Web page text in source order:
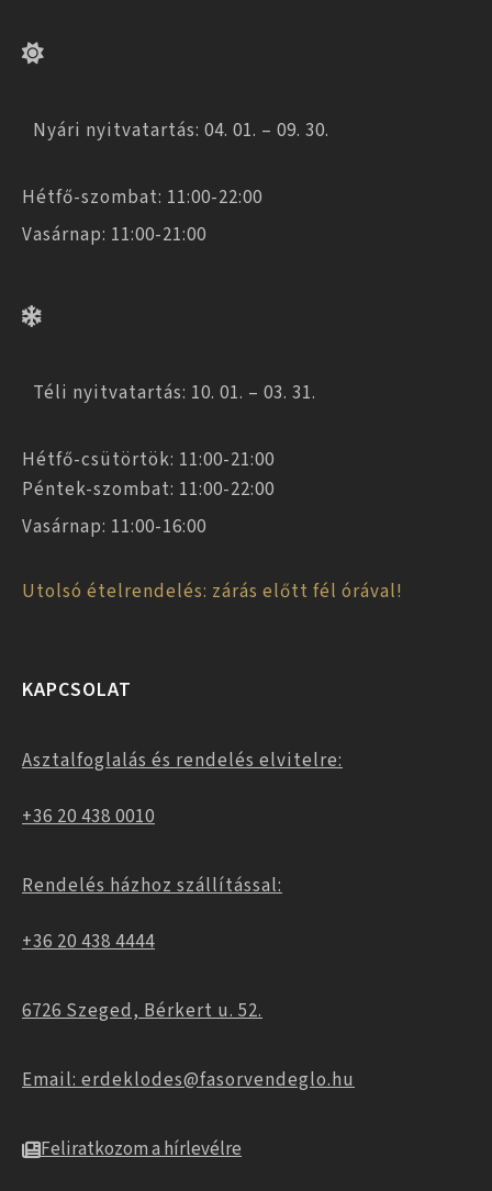
Nyári nyitvatartás: 04. 01. – 09. 30.
Hétfő-szombat: 11:00-22:00
Vasárnap: 11:00-21:00
Téli nyitvatartás: 10. 01. – 03. 31.
Hétfő-csütörtök: 11:00-21:00
Péntek-szombat: 11:00-22:00
Vasárnap: 11:00-16:00
Utolsó ételrendelés: zárás előtt fél órával!
KAPCSOLAT
Asztalfoglalás és rendelés elvitelre:
+36 20 438 0010
Rendelés házhoz szállítással:
+36 20 438 4444
6726 Szeged, Bérkert u. 52.
Email: erdeklodes@fasorvendeglo.hu
Feliratkozom a hírlevélre